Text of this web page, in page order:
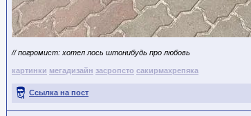
// погромист: хотел лось штонибудь про любовь
картинки мегадизайн засропсто сакирмахрепяка
Ссылка на пост